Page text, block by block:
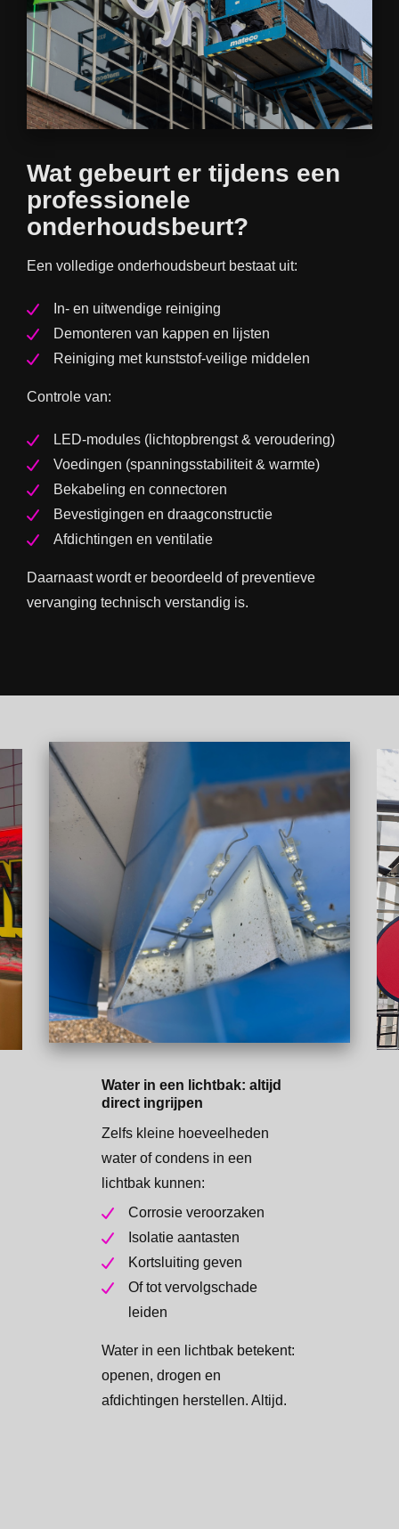
Wat gebeurt er tijdens een
professionele
onderhoudsbeurt?
Een volledige onderhoudsbeurt bestaat uit:
In- en uitwendige reiniging
Demonteren van kappen en lijsten
Reiniging met kunststof-veilige middelen
Controle van:
LED-modules (lichtopbrengst & veroudering)
Voedingen (spanningsstabiliteit & warmte)
Bekabeling en connectoren
Bevestigingen en draagconstructie
Afdichtingen en ventilatie
Daarnaast wordt er beoordeeld of preventieve
vervanging technisch verstandig is.
Water in een lichtbak: altijd
direct ingrijpen
Zelfs kleine hoeveelheden
water of condens in een
lichtbak kunnen:
Corrosie veroorzaken
Isolatie aantasten
Kortsluiting geven
Of tot vervolgschade
leiden
Water in een lichtbak betekent:
openen, drogen en
afdichtingen herstellen. Altijd.